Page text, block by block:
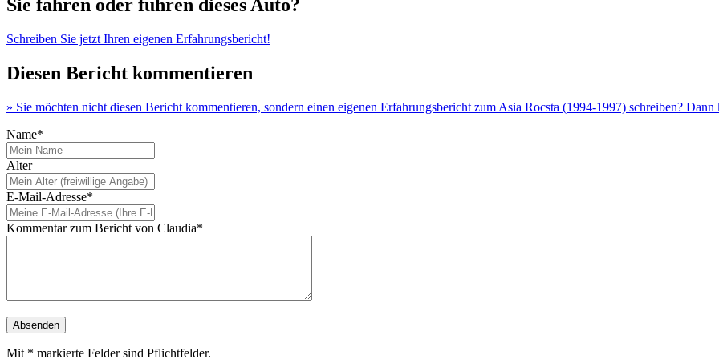
Sie fahren oder fuhren dieses Auto?
Schreiben Sie jetzt Ihren eigenen Erfahrungsbericht!
Diesen Bericht kommentieren
» Sie möchten nicht diesen Bericht kommentieren, sondern einen eigenen Erfahrungsbericht zum Asia Rocsta (1994-1997) schreiben? Dann
Name*
Alter
E-Mail-Adresse*
Kommentar zum Bericht von Claudia*
Mit * markierte Felder sind Pflichtfelder.